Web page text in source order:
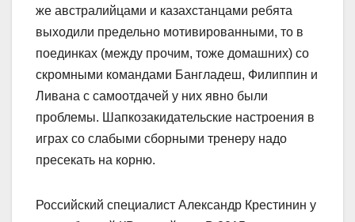
же австралийцами и казахстанцами ребята
выходили предельно мотивированными, то в
поединках (между прочим, тоже домашних) со
скромными командами Бангладеш, Филиппин и
Ливана с самоотдачей у них явно были
проблемы. Шапкозакидательские настроения в
играх со слабыми сборными тренеру надо
пресекать на корню.
Российский специалист Александр Крестинин у